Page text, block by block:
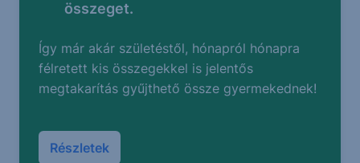
összeget.
Így már akár születéstől, hónapról hónapra
félretett kis összegekkel is jelentős
megtakarítás gyűjthető össze gyermekednek!
Részletek